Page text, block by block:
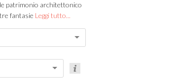
patrimonio architettonico
fantasie Leggi tutto...